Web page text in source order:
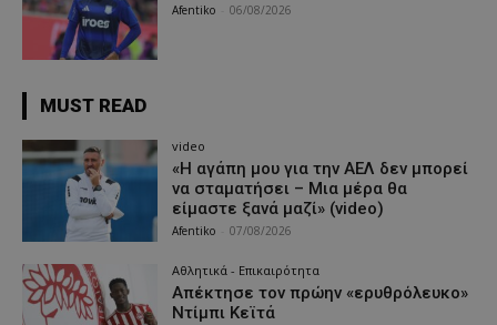
Afentiko 06/08/2026
MUST READ
video
«Η αγάπη μου για την ΑΕΛ δεν μπορεί
να σταματήσει – Μια μέρα θα
είμαστε ξανά μαζί» (video)
Afentiko 07/08/2026
Αθλητικά - Επικαιρότητα
Απέκτησε τον πρώην «ερυθρόλευκο»
Ντίμπι Κεϊτά